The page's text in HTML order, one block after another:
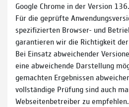
Google Chrome in der Version
Für die geprüfte
spezifizierten Browser- und
garantieren wir die Richtigkeit
Bei Einsatz abweichender
eine abweichende Darstellung
gemachten Ergebnissen
vollständige Prüfung sind auch
Webseitenbetreiber zu empfehlen.